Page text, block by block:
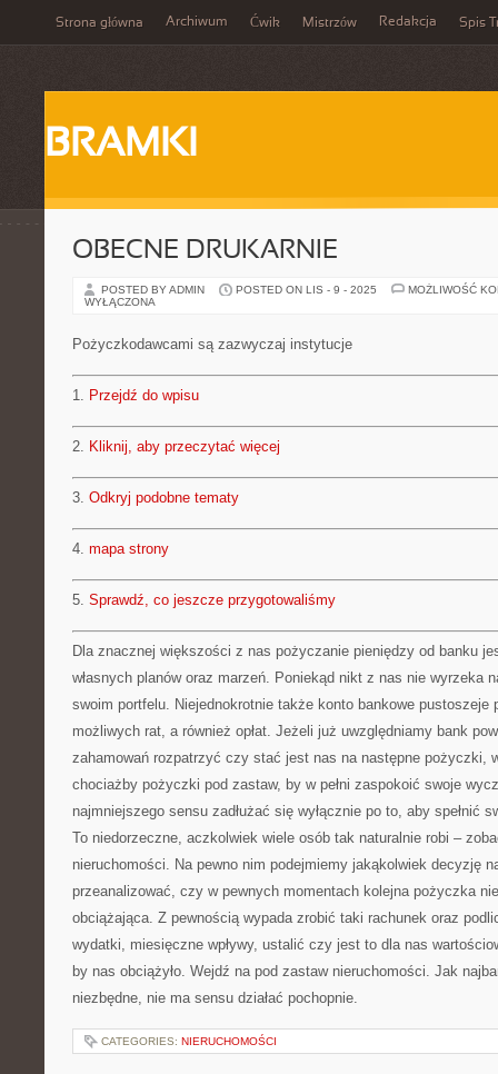
Strona główna Archiwum Ćwik Mistrzów Redakcja Spis
BRAMKI
OBECNE DRUKARNIE
POSTED BY ADMIN POSTED ON LIS - 9 - 2025
MOŻLIWOŚĆ
WYŁĄCZONA
Pożyczkodawcami są zazwyczaj instytucje
1. Przejdź do wpisu
2. Kliknij, aby przeczytać więcej
3. Odkryj podobne tematy
4. mapa strony
5. Sprawdź, co jeszcze przygotowaliśmy
Dla znacznej większości z nas pożyczanie pieniędzy od banku
własnych planów oraz marzeń. Poniekąd nikt z nas nie wyrzeka
swoim portfelu. Niejednokrotnie także konto bankowe pustoszeje
możliwych rat, a również opłat. Jeżeli już uwzględniamy bank
zahamowań rozpatrzyć czy stać jest nas na następne pożyczki,
chociażby pożyczki pod zastaw, by w pełni zaspokoić swoje
najmniejszego sensu zadłużać się wyłącznie po to, aby spełnić
To niedorzeczne, aczkolwiek wiele osób tak naturalnie robi –
nieruchomości. Na pewno nim podejmiemy jakąkolwiek decyzję
przeanalizować, czy w pewnych momentach kolejna pożyczka
obciążająca. Z pewnością wypada zrobić taki rachunek oraz
wydatki, miesięczne wpływy, ustalić czy jest to dla nas
by nas obciążyło. Wejdź na pod zastaw nieruchomości. Jak
niezbędne, nie ma sensu działać pochopnie.
CATEGORIES: NIERUCHOMOŚCI